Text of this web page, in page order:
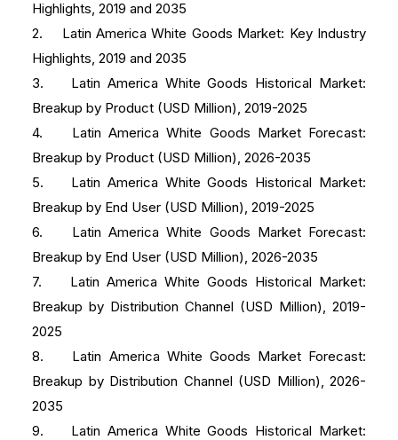
Highlights, 2019 and 2035
2. Latin America White Goods Market: Key Industry
Highlights, 2019 and 2035
3. Latin America White Goods Historical Market:
Breakup by Product (USD Million), 2019-2025
4. Latin America White Goods Market Forecast:
Breakup by Product (USD Million), 2026-2035
5. Latin America White Goods Historical Market:
Breakup by End User (USD Million), 2019-2025
6. Latin America White Goods Market Forecast:
Breakup by End User (USD Million), 2026-2035
7. Latin America White Goods Historical Market:
Breakup by Distribution Channel (USD Million), 2019-
2025
8. Latin America White Goods Market Forecast:
Breakup by Distribution Channel (USD Million), 2026-
2035
9. Latin America White Goods Historical Market: